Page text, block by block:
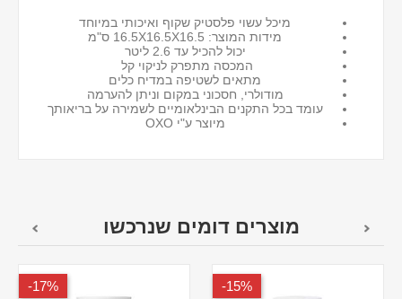
מיכל עשוי פלסטיק שקוף ואיכותי במיוחד
מידות המוצר: 16.5X16.5X16.5 ס"מ
יכול להכיל עד 2.6 ליטר
המכסה מתפרק לניקוי קל
מתאים לשטיפה במדיח כלים
מודולרי, חסכוני במקום וניתן להערמה
עומד בכל התקנים הבינלאומיים לשמירה על בריאותך
מיוצר ע"י OXO
מוצרים דומים שנרכשו
15%-
17%-